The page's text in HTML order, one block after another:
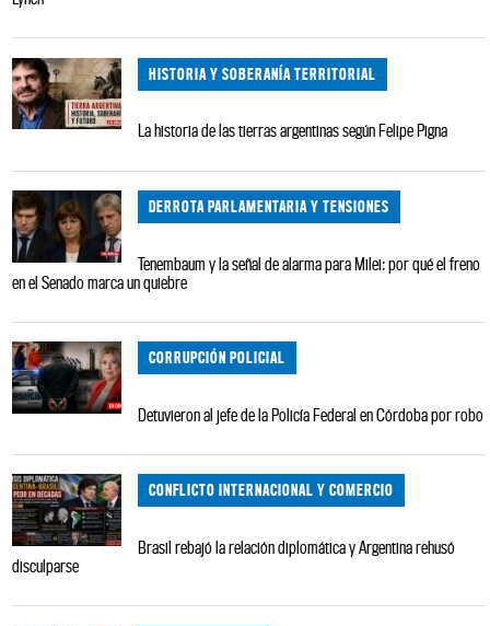
HISTORIA Y SOBERANÍA TERRITORIAL
La historia de las tierras argentinas según Felipe Pigna
DERROTA PARLAMENTARIA Y TENSIONES
Tenembaum y la señal de alarma para Milei: por qué el freno
en el Senado marca un quiebre
CORRUPCIÓN POLICIAL
Detuvieron al jefe de la Policía Federal en Córdoba por robo
CONFLICTO INTERNACIONAL Y COMERCIO
Brasil rebajó la relación diplomática y Argentina rehusó
disculparse